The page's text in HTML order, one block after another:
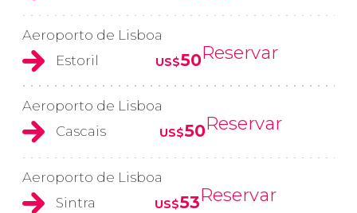
Aeroporto de Lisboa
Estoril
US$50Reservar
Aeroporto de Lisboa
Cascais
US$50Reservar
Aeroporto de Lisboa
Sintra
US$53Reservar